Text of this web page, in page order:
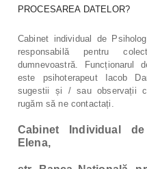
PROCESAREA DATELOR?
Cabinet individual de
responsabilă pentru
dumnevoastră. Funcționarul
este psihoterapeut Iacob
sugestii și / sau observații
rugăm să ne contactați.
Cabinet Individual
Elena,